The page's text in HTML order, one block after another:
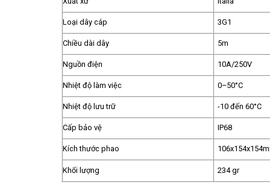
Loại dây cáp 3G1
Chiều dài dây 5m
Nguồn điện 10A/250V
Nhiệt độ làm việc 0–50°C
Nhiệt độ lưu trữ -10 đến 60°C
Cấp bảo vệ IP68
Kích thước phao
Khối lượng 234 gr